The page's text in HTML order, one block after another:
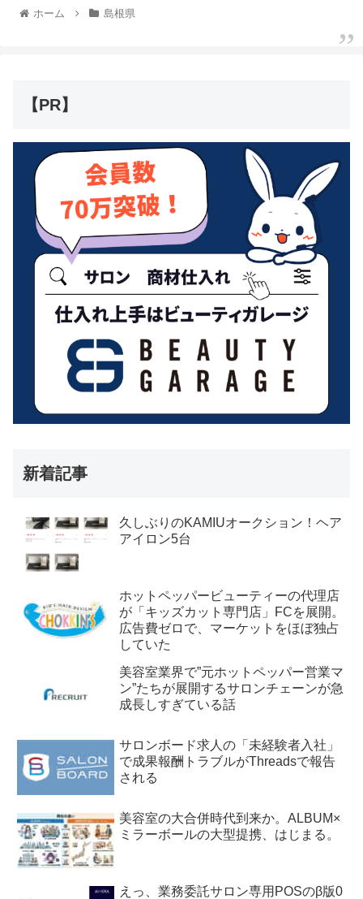
ホーム 島根県
【PR】
新着記事
久しぶりのKAMIUオークション！ヘア
アイロン5台
ホットペッパービューティーの代理店
が「キッズカット専門店」FCを展開。
広告費ゼロで、マーケットをほぼ独占
していた
美容室業界で”元ホットペッパー営業マ
ン”たちが展開するサロンチェーンが急
成長しすぎている話
サロンボード求人の「未経験者入社」
で成果報酬トラブルがThreadsで報告
される
美容室の大合併時代到来か。ALBUM×
ミラーボールの大型提携、はじまる。
えっ、業務委託サロン専用POSのβ版0